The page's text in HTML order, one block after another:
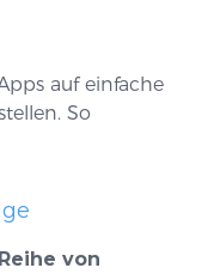
auf einfache
So
von